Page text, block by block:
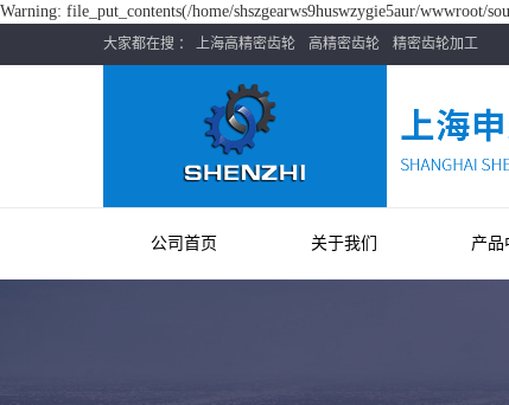
Warning: file_put_contents(/home/shszgearws9huswzygie5aur/wwwroot/
大家都在搜 ： 上海高精密齿轮 高精密齿轮 精密齿轮加工
公司首页 关于我们 产品